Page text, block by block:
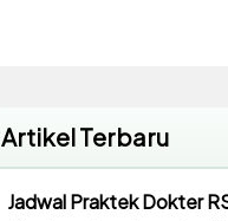
Artikel Terbaru
Jadwal Praktek Dokter